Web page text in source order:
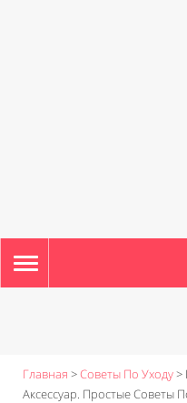
TOGGLE
NAVIGATION
Главная >Советы По Уходу>
Аксессуар. Простые Советы